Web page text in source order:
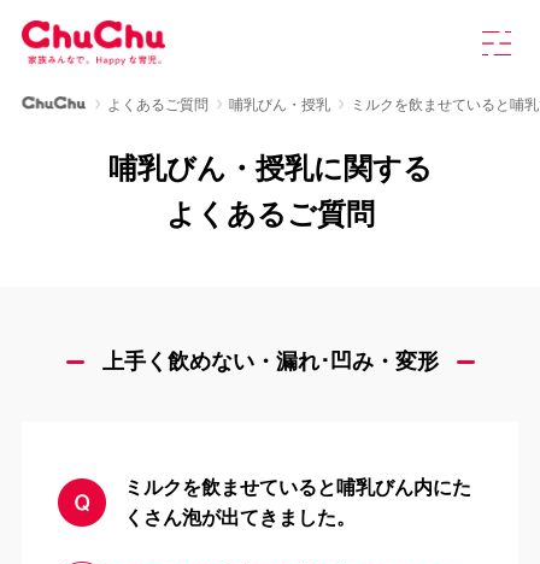
ロ
ChuChuについて
よくあるご質問
お問い合わせ
ChuChu公式サイトよくあるご質問 哺乳びん・授乳 ミルクを飲ませていると哺
哺乳びん・授乳に関する
よくあるご質問
上手く飲めない・漏れ･凹み・変形
ミルクを飲ませていると哺乳びん内にた
くさん泡が出てきました。